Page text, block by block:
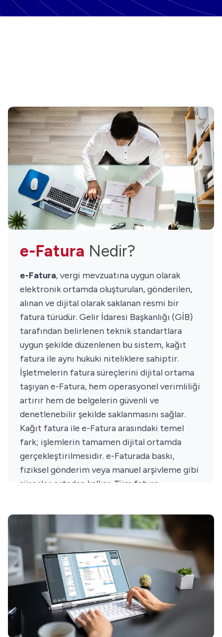
e-Fatura Nedir?
e-Fatura, vergi mevzuatına uygun olarak
elektronik ortamda oluşturulan, gönderilen,
alınan ve dijital olarak saklanan resmi bir
fatura türüdür. Gelir İdaresi Başkanlığı (GİB)
tarafından belirlenen teknik standartlara
uygun şekilde düzenlenen bu sistem, kağıt
fatura ile aynı hukuki niteliklere sahiptir.
İşletmelerin fatura süreçlerini dijital ortama
taşıyan e-Fatura, hem operasyonel verimliliği
artırır hem de belgelerin güvenli ve
denetlenebilir şekilde saklanmasını sağlar.
Kağıt fatura ile e-Fatura arasındaki temel
fark; işlemlerin tamamen dijital ortamda
gerçekleştirilmesidir. e-Faturada baskı,
fiziksel gönderim veya manuel arşivleme gibi
süreçler ortadan kalkar. Tüm fatura
gerçekleşir. Bu yapı, hem hata riskini azaltır
hem de kullanıcıya zaman kazandırır. Ayrıca e-
Fatura, belge bütünlüğü, yasal uyum ve geriye
dönük erişim açısından da avantaj sunar.
Geleneksel yöntemlere kıyasla daha
sürdürülebilir ve hızlı bir çözüm sunan e-
Fatura, işletmelerin dijitalleşme sürecinde
önemli bir adımdır.